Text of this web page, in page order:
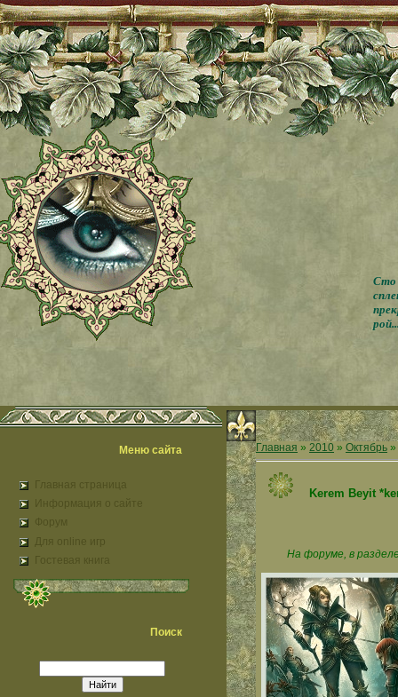
Сто
Меню сайта
Главная страница
Информация о сайте
Форум
Для online игр
Гостевая книга
Поиск
Главная » 2010 » Октябрь »
Kerem Beyit
На форуме, в